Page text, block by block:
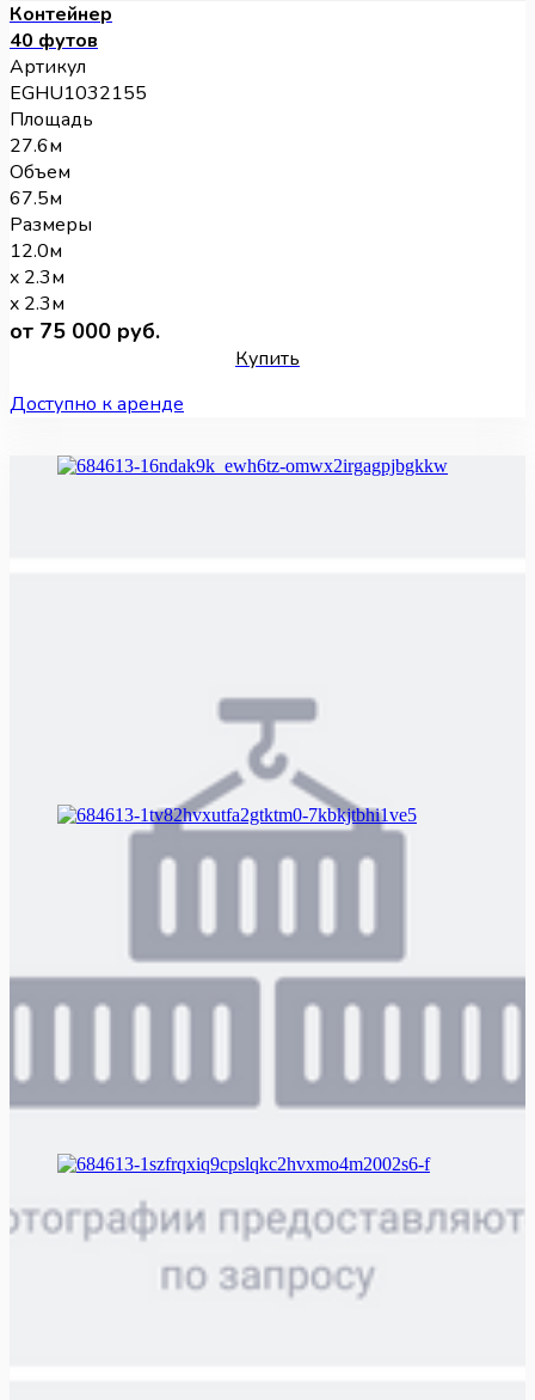
Контейнер
40 футов
Артикул
EGHU1032155
Площадь
27.6м
Объем
67.5м
Размеры
12.0м
x 2.3м
x 2.3м
от 75 000 руб.
Купить
Доступно к аренде